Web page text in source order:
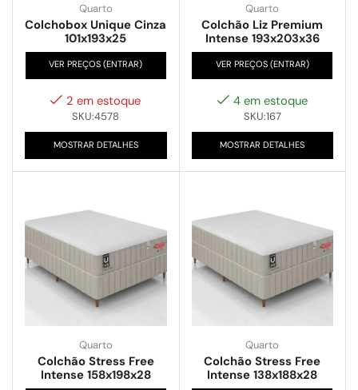
Quarto
Colchobox Unique Cinza
101x193x25
VER PREÇOS (ENTRAR)
2 em estoque
SKU:4578
MOSTRAR DETALHES
Quarto
Colchão Liz Premium
Intense 193x203x36
VER PREÇOS (ENTRAR)
4 em estoque
SKU:167
MOSTRAR DETALHES
Quarto
Colchão Stress Free
Intense 158x198x28
Quarto
Colchão Stress Free
Intense 138x188x28